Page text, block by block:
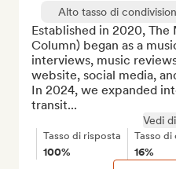
Alto tasso di
Established in 2020,
Column) began as a
interviews, music
website, social media,
In 2024, we expanded
transit...
Vedi
Tasso di risposta
100%
Tasso di
16%